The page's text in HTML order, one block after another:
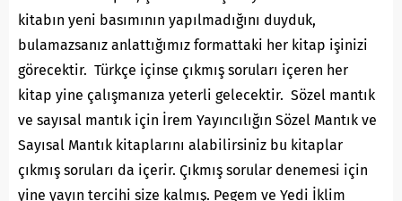
kitabın yeni basımının yapılmadığını duyduk,
bulamazsanız anlattığımız formattaki her kitap işinizi
görecektir. Türkçe içinse çıkmış soruları içeren her
kitap yine çalışmanıza yeterli gelecektir. Sözel mantık
ve sayısal mantık için İrem Yayıncılığın Sözel Mantık ve
Sayısal Mantık kitaplarını alabilirsiniz bu kitaplar
çıkmış soruları da içerir. Çıkmış sorular denemesi için
yine yayın tercihi size kalmış. Pegem ve Yedi İklim